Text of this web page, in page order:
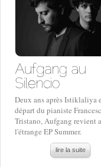
Deux ans après Istiklaliya
départ du pianiste
Tristano, Aufgang revient
l'étrange EP Summer.
lire la suite